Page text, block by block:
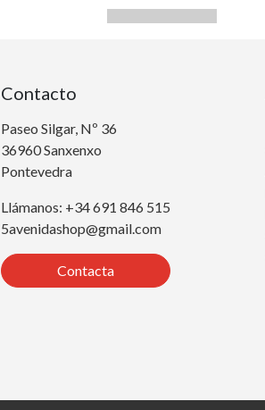
Contacto
Paseo Silgar, Nº 36
36960 Sanxenxo
Pontevedra
Llámanos: +34 691 846 515
5avenidashop@gmail.com
Contacta